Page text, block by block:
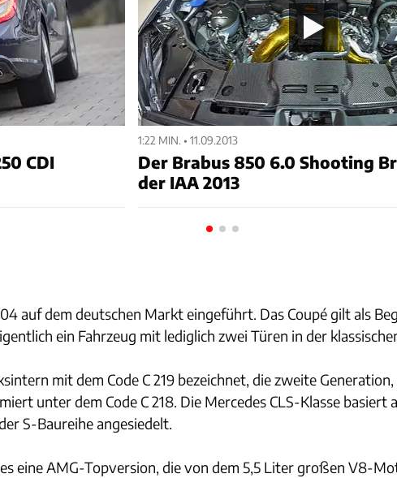
CDI
1:22 MIN. • 11.09.2013
Der Brabus 850 6.0 Shooting
der IAA 2013
auf dem deutschen Markt eingeführt. Das Coupé gilt als
ein Fahrzeug mit lediglich zwei Türen in der
mit dem Code C 219 bezeichnet, die zweite
unter dem Code C 218. Die Mercedes CLS-Klasse basiert
S-Baureihe angesiedelt.
eine AMG-Topversion, die von dem 5,5 Liter großen V8-